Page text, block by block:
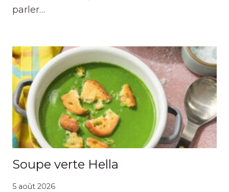
parler…
Soupe verte Hella
5 août 2026